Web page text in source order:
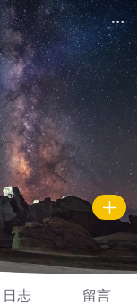
0
相册
0
好友
5006
人气
1万
积分
日志 留言